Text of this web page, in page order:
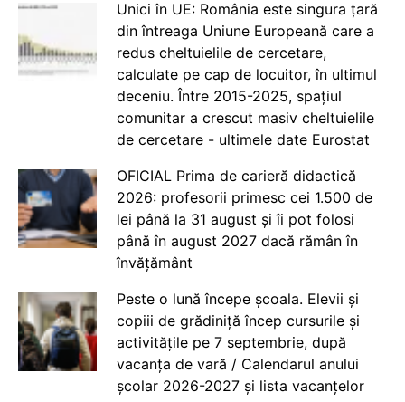
Unici în UE: România este singura țară
din întreaga Uniune Europeană care a
redus cheltuielile de cercetare,
calculate pe cap de locuitor, în ultimul
deceniu. Între 2015-2025, spațiul
comunitar a crescut masiv cheltuielile
de cercetare - ultimele date Eurostat
OFICIAL Prima de carieră didactică
2026: profesorii primesc cei 1.500 de
lei până la 31 august și îi pot folosi
până în august 2027 dacă rămân în
învățământ
Peste o lună începe școala. Elevii și
copiii de grădiniță încep cursurile și
activitățile pe 7 septembrie, după
vacanța de vară / Calendarul anului
școlar 2026-2027 și lista vacanțelor